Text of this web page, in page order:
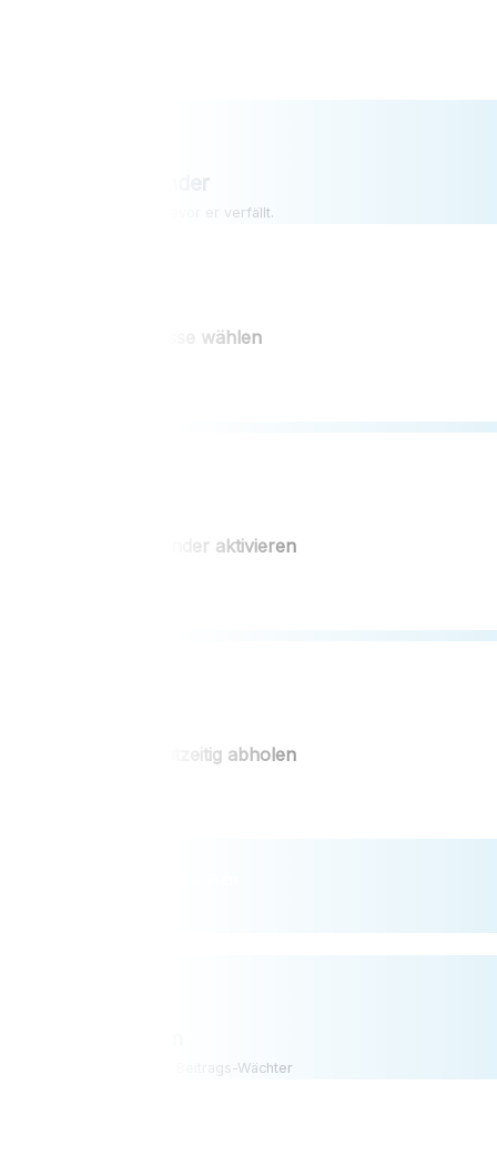
BonusReminder
Bonus abholen, bevor er verfällt.
Krankenkasse wählen
BonusReminder aktivieren
Bonus rechtzeitig abholen
Dein persönlicher Beitrags-Wächter